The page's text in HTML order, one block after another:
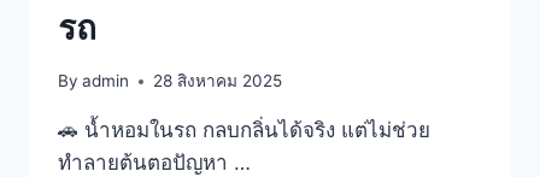
รถ
By admin 28 สิงหาคม 2025
🚗 น้ำหอมในรถ กลบกลิ่นได้จริง แต่ไม่ช่วย
ทำลายต้นตอปัญหา …